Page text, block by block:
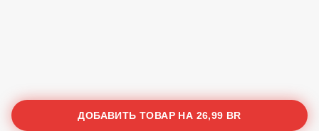
ДОБАВИТЬ ТОВАР НА 26,99 BR